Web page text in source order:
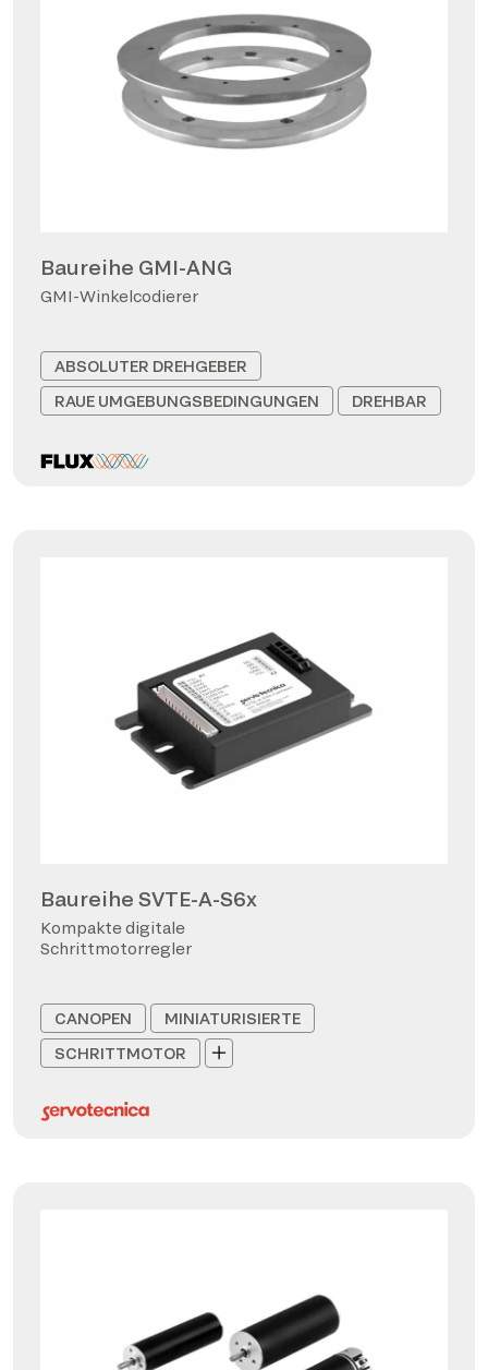
Baureihe GMI-ANG
GMI-Winkelcodierer
ABSOLUTER DREHGEBER
RAUE UMGEBUNGSBEDINGUNGEN
DREHBAR
Baureihe SVTE-A-S6x
Kompakte digitale
Schrittmotorregler
CANOPEN
MINIATURISIERTE
SCHRITTMOTOR